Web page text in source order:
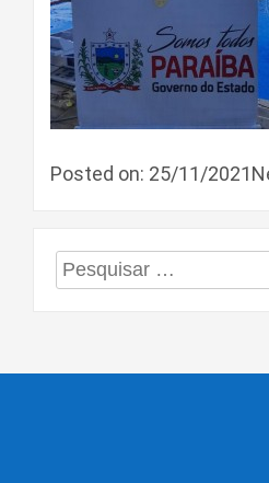
Posted on: 25/11/
Pesquisar
por: